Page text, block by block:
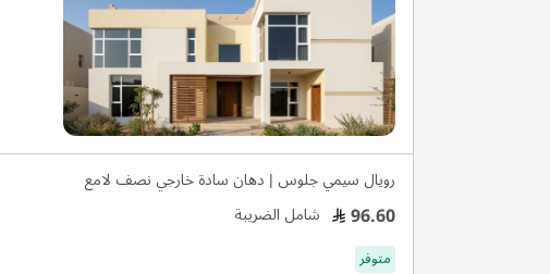
رويال سيمي جلوس | دهان سادة خارجي نصف لامع
96.60 شامل الضريبة
متوفر